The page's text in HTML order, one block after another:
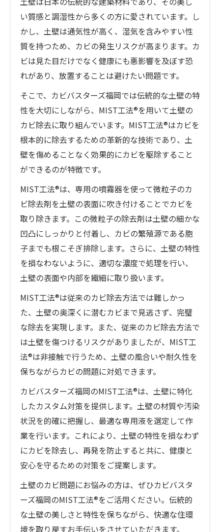
い質感と調湿性から多くの方に愛されています。し
かし、土壁は通気性が高く、湿気を含みやすい性
質を持つため、カビの発生リスクが高まります。カ
ビは見た目だけでなく健康にも悪影響を及ぼす恐
れがあり、放置することは避けたい問題です。
そこで、カビバスターズ福岡では伝統的な土壁の特
性を大切にしながら、MIST工法®を用いて土壁の
カビ除去に取り組んでいます。MIST工法®はカビを
根本的に除去するための革新的な技術であり、土
壁を傷めることなく効果的にカビを駆除すること
ができるのが特徴です。
MIST工法®は、専用の噴霧器を使って微粒子のカ
ビ除去剤を土壁の表面に吹き付けることでカビを
取り除きます。この微粒子の除去剤は土壁の細かな
凹凸にしっかりと付着し、カビの繁殖源である胞
子までも根こそぎ排除します。さらに、土壁の特性
を損なわないように、適切な濃度で処理を行い、
土壁の表面や内部を繊細に取り扱います。
MIST工法®は従来のカビ除去方法では難しかっ
た、土壁の奥深くに潜むカビまで見逃さず、完璧
な除去を実現します。また、従来のカビ除去方法で
は土壁を傷つけるリスクがありましたが、MIST工
法®は非接触で行うため、土壁の風合いや耐久性を
保ちながらカビの問題に対処できます。
カビバスターズ福岡のMIST工法®は、土壁に特化
したカスタム対策を提供します。土壁の材質や汚染
状況を的確に把握し、最適な専用液を選定して作
業を行います。これにより、土壁の特性を損なわず
にカビを除去し、再発を防止すると共に、健康と
安心を守るための対策をご提案します。
土壁のカビ問題にお悩みの方は、ぜひカビバスタ
ーズ福岡のMIST工法®をご活用ください。伝統的
な土壁の美しさと特性を保ちながら、快適な住環
境を取り戻すお手伝いをさせていただきます。